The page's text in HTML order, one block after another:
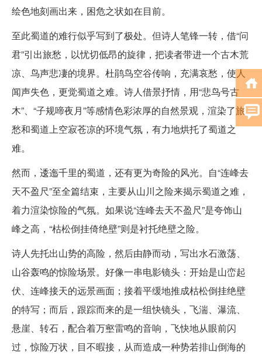
绘色地刻画出来，困危之状如在目前。
至此蜀道的难行似乎写到了极处。但诗人笔锋一转，借“问
君”引出旅愁，以忧切低昂的旋律，把读者带进一个古木荒
凉、鸟声悲凄的境界。杜鹃鸟空谷传响，充满哀愁，使人
闻声失色，更觉蜀道之难。诗人借景抒情，用“悲鸟号古
木”、“子规啼夜月”等感情色彩浓厚的自然景观，渲染了旅
愁和蜀道上空寂苍凉的环境气氛，有力地烘托了蜀道之
难。
然而，逶迤千里的蜀道，还有更为奇险的风光。自“连峰去
天不盈尺”至全篇结束，主要从山川之险来揭示蜀道之难，
着力渲染惊险的气氛。如果说“连峰去天不盈尺”是夸饰山
峰之高，“枯松倒挂倚绝壁”则是衬托绝壁之险。
诗人先托出山势的高险，然后由静而动，写出水石激荡、
山谷轰鸣的惊险场景。好像一串电影镜头：开始是山峦起
伏、连峰接天的远景画面；接着平缓地推成枯松倒挂绝壁
的特写；而后，跟踪而来的是一组快镜头，飞湍、瀑流、
悬崖、转石，配合着万壑雷鸣的音响，飞快地从眼前闪
过，惊险万状，目不暇接，从而造成一种势若排山倒海的